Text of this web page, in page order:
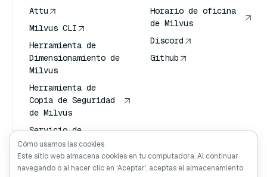
Attu
Milvus CLI
Herramienta de
Dimensionamiento de
Milvus
Herramienta de
Copia de Seguridad
de Milvus
Servicio de
Transporte de
Vectores (VTS)
Buscador profundo
Horario de oficina
de Milvus
Discord
Github
Cómo usamos las cookies
Este sitio web almacena cookies en tu computadora. Al continuar
navegando o al hacer clic en ‘Aceptar’, aceptas el almacenamiento